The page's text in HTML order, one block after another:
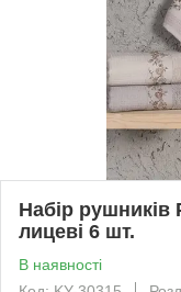
Набір рушників
лицеві 6 шт.
В наявності